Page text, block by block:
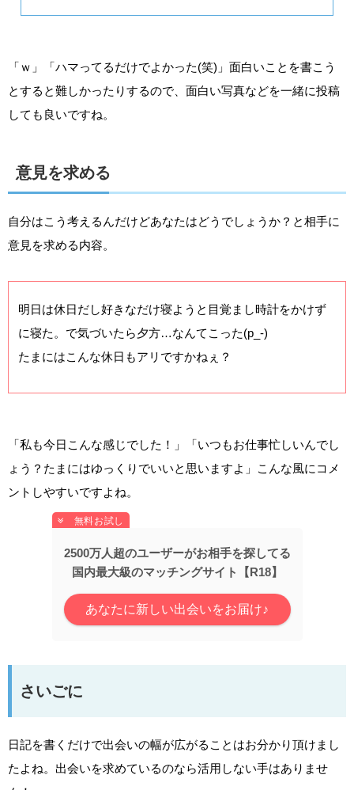
「ｗ」「ハマってるだけでよかった(笑)」面白いことを書こう
とすると難しかったりするので、面白い写真などを一緒に投稿
しても良いですね。
意見を求める
自分はこう考えるんだけどあなたはどうでしょうか？と相手に
意見を求める内容。
明日は休日だし好きなだけ寝ようと目覚まし時計をかけず
に寝た。で気づいたら夕方…なんてこった(p_-)
たまにはこんな休日もアリですかねぇ？
「私も今日こんな感じでした！」「いつもお仕事忙しいんでし
ょう？たまにはゆっくりでいいと思いますよ」こんな風にコメ
ントしやすいですよね。
2500万人超のユーザーがお相手を探してる
国内最大級のマッチングサイト【R18】
あなたに新しい出会いをお届け♪
さいごに
日記を書くだけで出会いの幅が広がることはお分かり頂けまし
たよね。出会いを求めているのなら活用しない手はありませ